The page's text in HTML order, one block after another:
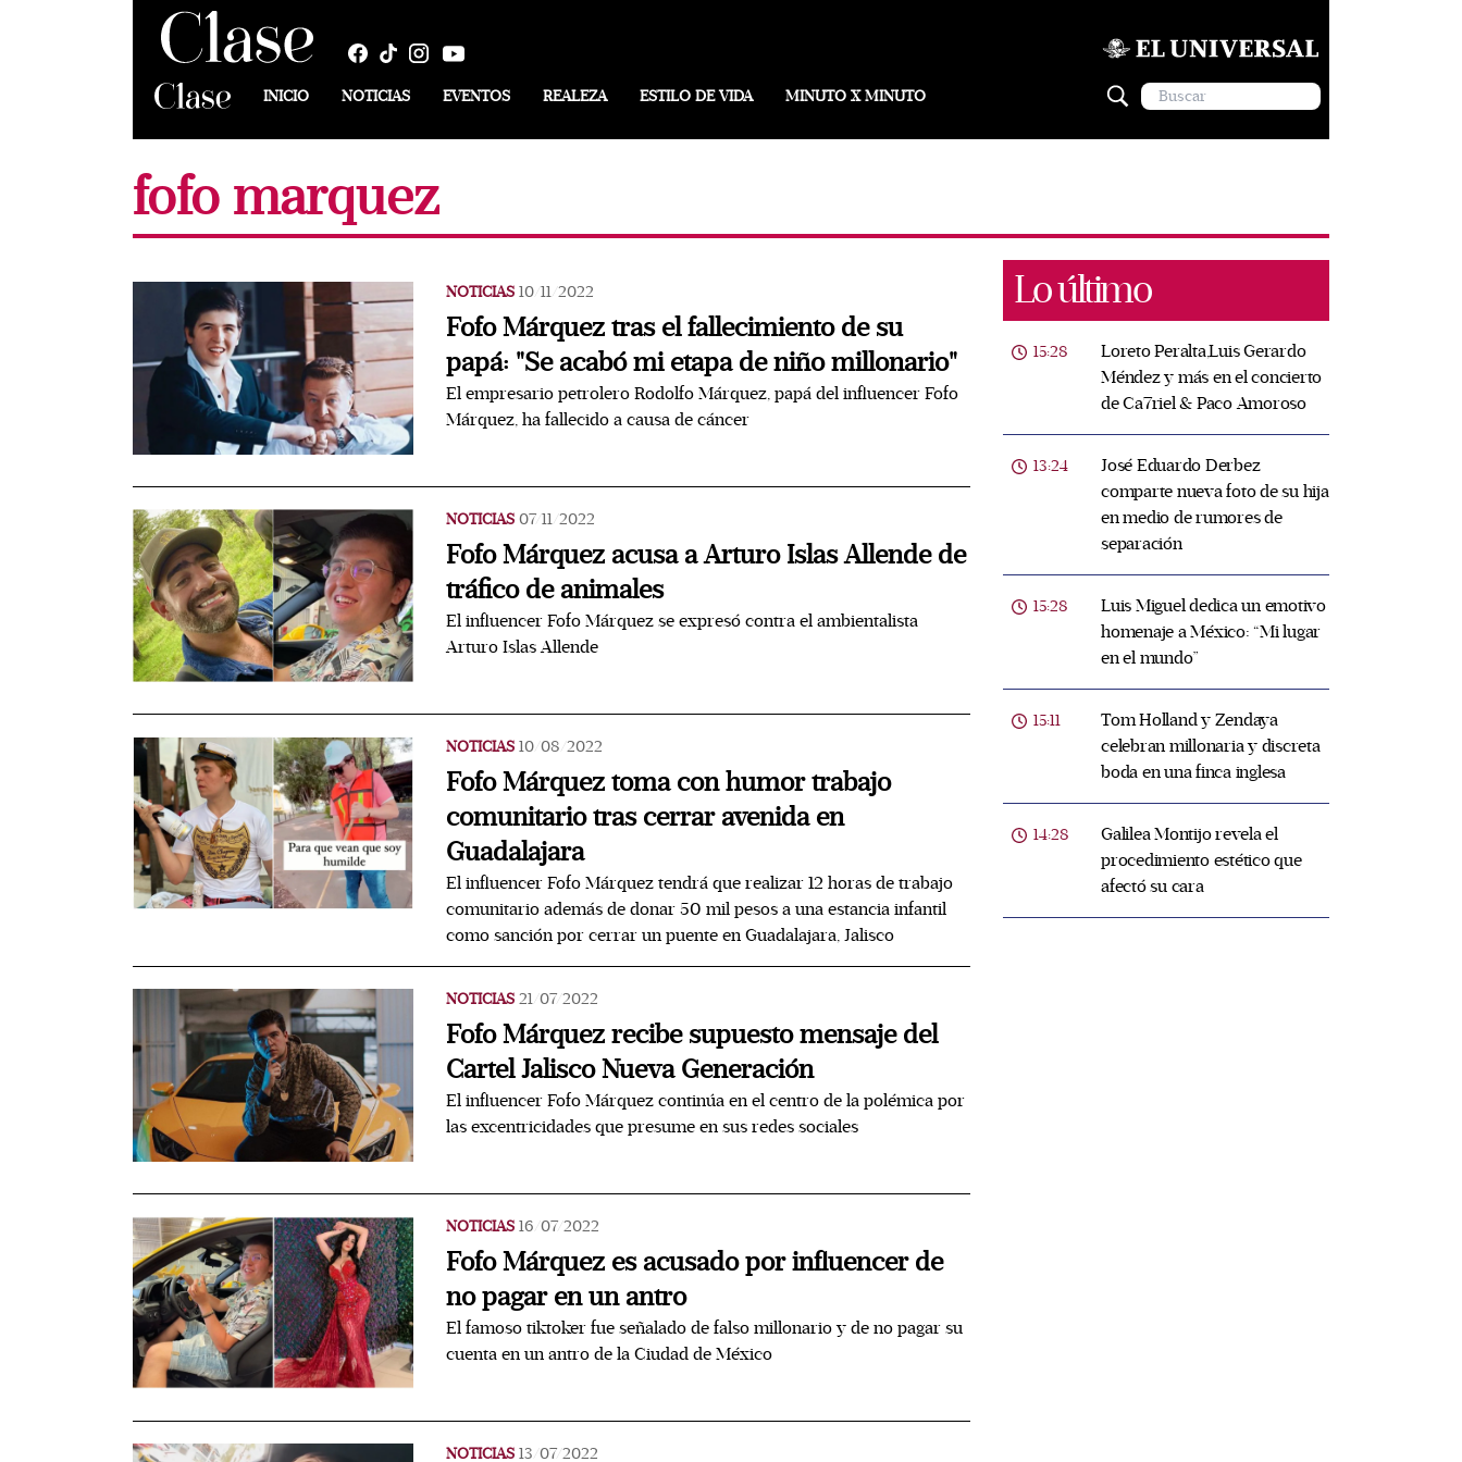
INICIO NOTICIAS EVENTOS REALEZA ESTILO DE VIDA MINUTO X MINUTO
fofo marquez
NOTICIAS 10/11/2022
Fofo Márquez tras el fallecimiento de su
papá: "Se acabó mi etapa de niño millonario"
El empresario petrolero Rodolfo Márquez, papá del influencer Fofo
Márquez, ha fallecido a causa de cáncer
NOTICIAS 07/11/2022
Fofo Márquez acusa a Arturo Islas Allende de
tráfico de animales
El influencer Fofo Márquez se expresó contra el ambientalista
Arturo Islas Allende
NOTICIAS 10/08/2022
Fofo Márquez toma con humor trabajo
comunitario tras cerrar avenida en
Guadalajara
El influencer Fofo Márquez tendrá que realizar 12 horas de trabajo
comunitario además de donar 50 mil pesos a una estancia infantil
como sanción por cerrar un puente en Guadalajara, Jalisco
NOTICIAS 21/07/2022
Fofo Márquez recibe supuesto mensaje del
Cartel Jalisco Nueva Generación
El influencer Fofo Márquez continúa en el centro de la polémica por
las excentricidades que presume en sus redes sociales
NOTICIAS 16/07/2022
Fofo Márquez es acusado por influencer de
no pagar en un antro
El famoso tiktoker fue señalado de falso millonario y de no pagar su
cuenta en un antro de la Ciudad de México
NOTICIAS 13/07/2022
Lo último
15:28
Loreto Peralta,Luis Gerardo
Méndez y más en el concierto
de Ca7riel & Paco Amoroso
13:24
José Eduardo Derbez
comparte nueva foto de su hija
en medio de rumores de
separación
15:28
Luis Miguel dedica un emotivo
homenaje a México: “Mi lugar
en el mundo”
15:11
Tom Holland y Zendaya
celebran millonaria y discreta
boda en una finca inglesa
14:28
Galilea Montijo revela el
procedimiento estético que
afectó su cara